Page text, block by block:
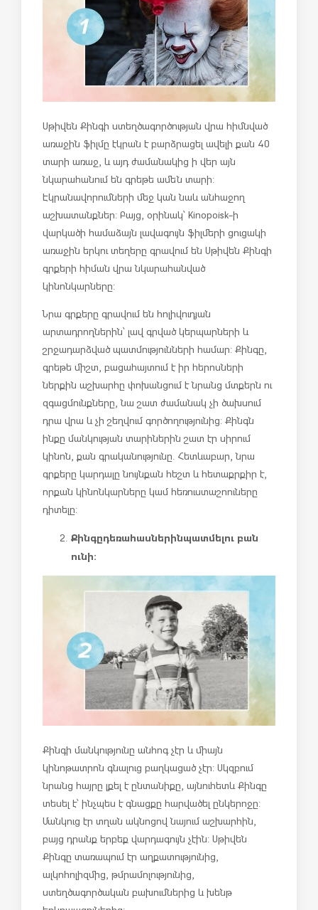
Սթիվեն Քինգի ստեղծագործության վրա հիմնված
առաջին ֆիլմը էկրան է բարձրացել ավելի քան 40
տարի առաջ, և այդ ժամանակից ի վեր այն
նկարահանում են գրեթե ամեն տարի:
Էկրանավորումների մեջ կան նաև անհաջող
աշխատանքներ: Բայց, օրինակ՝ Kinopoisk-ի
վարկածի համաձայն լավագույն ֆիլմերի ցուցակի
առաջին երկու տեղերը գրավում են Սթիվեն Քինգի
գրքերի հիման վրա նկարահանված
կինոնկարները:
Նրա գրքերը գրավում են հոլիվուդյան
արտադրողներին՝ լավ գրված կերպարների և
շրջադարձված պատմությունների համար: Քինգը,
գրեթե միշտ, բացահայտում է իր հերոսների
ներքին աշխարհը փոխանցում է նրանց մտքերն ու
զգացմունքները, նա շատ ժամանակ չի ծախսում
դրա վրա և չի շեղվում գործողությունից: Քինգն
ինքը մանկության տարիներին շատ էր սիրում
կինոն, քան գրականությունը. Հետևաբար, նրա
գրքերը կարդալը նույնքան հեշտ և հետաքրքիր է,
որքան կինոնկարները կամ հեռուստաշոուները
դիտելը:
Քինգըդեռահասներինպատմելու բան
ունի:
Քինգի մանկությունը անհոգ չէր և միայն
կինոթատրոն գնալուց բաղկացած չէր: Սկզբում
նրանց հայրը լքել է ընտանիքը, այնուհետև Քինգը
տեսել է՝ ինչպես է գնացքը հարվածել ընկերոջը:
Մանկուց էր տղան ակնոցով նայում աշխարհին,
բայց դրանք երբեք վարդագույն չէին: Սթիվեն
Քինգը տառապում էր աղքատությունից,
ալկոհոլիզմից, թմրամոլությունից,
ստեղծագործական բախումներից և խենթ